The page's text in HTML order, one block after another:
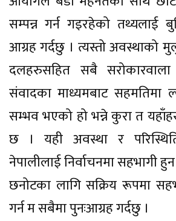
सम्पन्न गर्न गइरहेको तथ्यलाई
आग्रह गर्दछु । त्यस्तो अवस्थाको
दलहरुसहित सबै
संवादका माध्यमबाट सहमतिमा
सम्भव भएको हो भन्ने कुरा त
छ । यही अवस्था र
नेपालीलाई निर्वाचनमा सहभागी
छनोटका लागि सक्रिय रूपमा
गर्न म सबैमा पुनःआग्रह गर्दछु ।